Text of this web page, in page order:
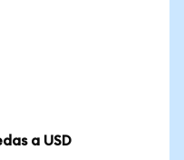
a USD